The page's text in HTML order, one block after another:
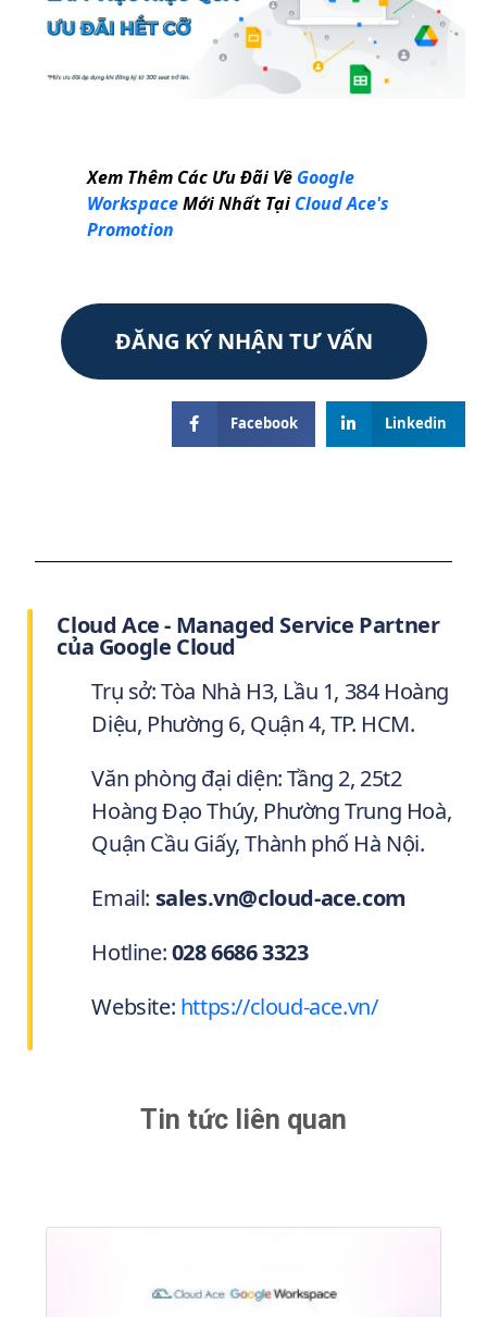
Xem Thêm Các Ưu Đãi Về Google
WorkspaceMới Nhất Tại Cloud Ace's
Promotion
ĐĂNG KÝ NHẬN TƯ VẤN
Facebook Linkedin
Cloud Ace - Managed Service Partner
của Google Cloud
Trụ sở: Tòa Nhà H3, Lầu 1, 384 Hoàng
Diệu, Phường 6, Quận 4, TP. HCM.
Văn phòng đại diện: Tầng 2, 25t2
Hoàng Đạo Thúy, Phường Trung Hoà,
Quận Cầu Giấy, Thành phố Hà Nội.
Email: sales.vn@cloud-ace.com
Hotline:028 6686 3323
Website: https://cloud-ace.vn/
Tin tức liên quan